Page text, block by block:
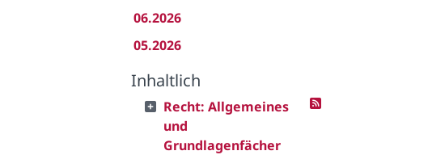
06.2026
05.2026
Inhaltlich
Recht: Allgemeines
und
Grundlagenfächer